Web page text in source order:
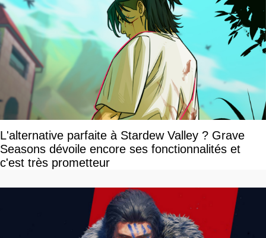
L'alternative parfaite à Stardew Valley ? Grave
Seasons dévoile encore ses fonctionnalités et
c'est très prometteur